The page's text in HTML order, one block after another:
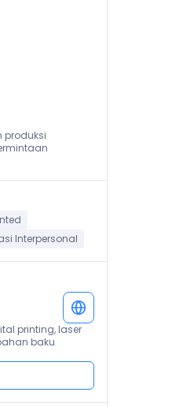
produksi
Interpersonal
printing, laser
baku